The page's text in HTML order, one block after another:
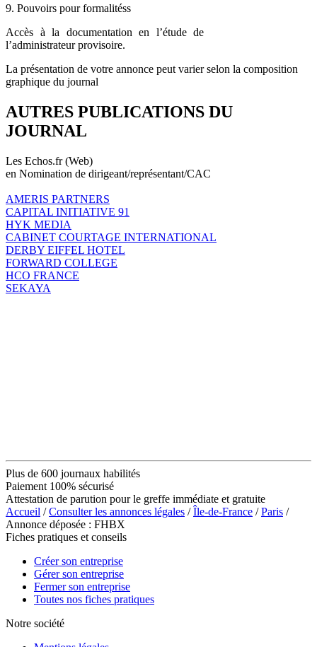
9. Pouvoirs pour formalitéss
Accès à la documentation en l’étude de
l’administrateur provisoire.
La présentation de votre annonce peut varier selon la composition
graphique du journal
AUTRES PUBLICATIONS DU
JOURNAL
Les Echos.fr (Web)
en Nomination de dirigeant/représentant/CAC
AMERIS PARTNERS
CAPITAL INITIATIVE 91
HYK MEDIA
CABINET COURTAGE INTERNATIONAL
DERBY EIFFEL HOTEL
FORWARD COLLEGE
HCO FRANCE
SEKAYA
Plus de 600 journaux habilités
Paiement 100% sécurisé
Attestation de parution pour le greffe immédiate et gratuite
Accueil /Consulter les annonces légales /Île-de-France /Paris /
Annonce déposée : FHBX
Fiches pratiques et conseils
Créer son entreprise
Gérer son entreprise
Fermer son entreprise
Toutes nos fiches pratiques
Notre société